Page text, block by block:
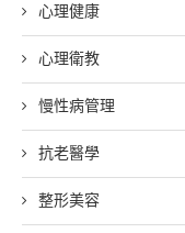
心理健康
心理衛教
慢性病管理
抗老醫學
整形美容